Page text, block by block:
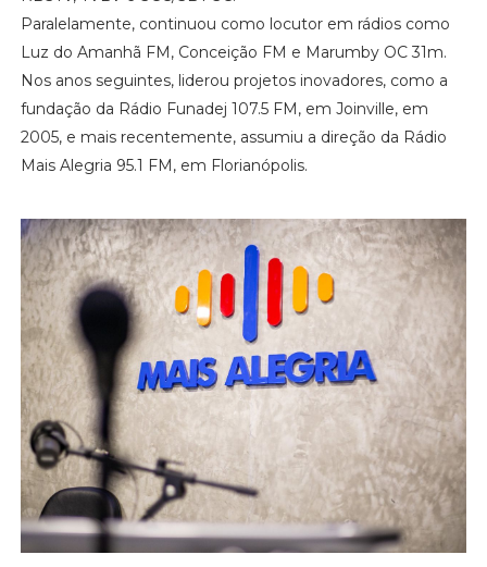
Paralelamente, continuou como locutor em rádios como
Luz do Amanhã FM, Conceição FM e Marumby OC 31m.
Nos anos seguintes, liderou projetos inovadores, como a
fundação da Rádio Funadej 107.5 FM, em Joinville, em
2005, e mais recentemente, assumiu a direção da Rádio
Mais Alegria 95.1 FM, em Florianópolis.